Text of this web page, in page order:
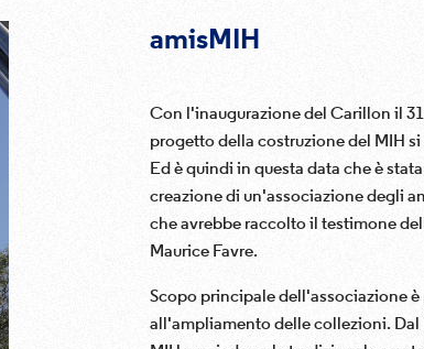
amisMIH
Con l'inaugurazione del Carillon il
progetto della costruzione del MIH
Ed è quindi in questa data che è
creazione di un'associazione degli
che avrebbe raccolto il testimone
Maurice Favre.
Scopo principale dell'associazione
all'ampliamento delle collezioni. Dal